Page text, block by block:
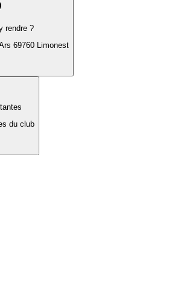
rendre ?
69760 Limonest
du club